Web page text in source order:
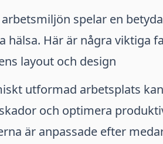
spelar en
hälsa. Här är några viktiga
layout och design
utformad arbetsplats
och optimera
är anpassade efter